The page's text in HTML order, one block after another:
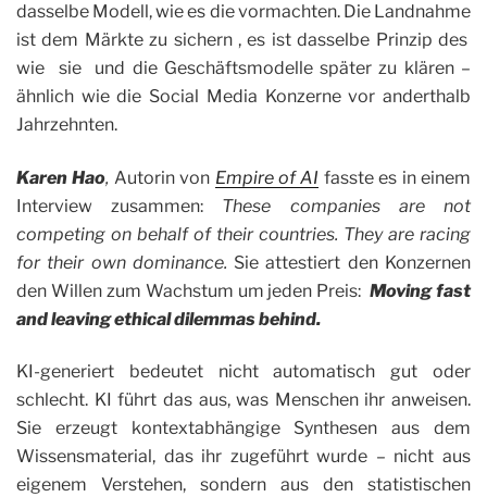
dasselbe Modell, wie es die vormachten. Die Landnahme
ist dem Märkte zu sichern , es ist dasselbe Prinzip des
wie sie und die Geschäftsmodelle später zu klären –
ähnlich wie die Social Media Konzerne vor anderthalb
Jahrzehnten.
Karen Hao, Autorin von Empire of AI fasste es in einem
Interview zusammen: These companies are not
competing on behalf of their countries. They are racing
for their own dominance. Sie attestiert den Konzernen
den Willen zum Wachstum um jeden Preis:Moving fast
and leaving ethical dilemmas behind.
KI-generiert bedeutet nicht automatisch gut oder
schlecht. KI führt das aus, was Menschen ihr anweisen.
Sie erzeugt kontextabhängige Synthesen aus dem
Wissensmaterial, das ihr zugeführt wurde – nicht aus
eigenem Verstehen, sondern aus den statistischen